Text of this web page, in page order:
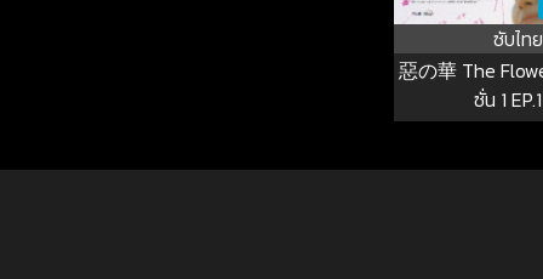
ซับไทย
惡の華 The
ซั่น 1